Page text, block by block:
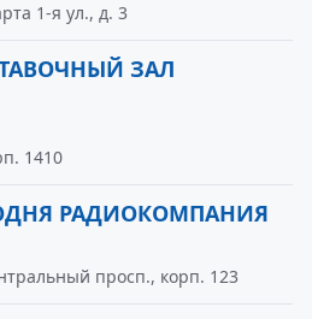
1-я ул., д. 3
ЗАЛ
1410
РАДИОКОМПАНИЯ
просп., корп. 123